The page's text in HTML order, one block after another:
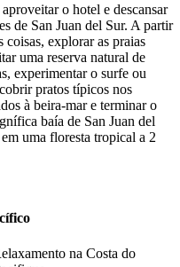
o hotel e descansar
de San Juan del Sur. A partir
coisas, explorar as praias
uma reserva natural de
experimentar o surfe ou
pratos típicos nos
à beira-mar e terminar o
baía de San Juan del
uma floresta tropical a 2